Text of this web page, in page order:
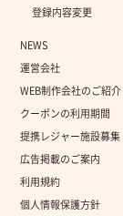
登録内容変更
NEWS
運営会社
WEB制作会社のご紹介
クーポンの利用期間
提携レジャー施設募集
広告掲載のご案内
利用規約
個人情報保護方針